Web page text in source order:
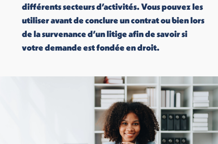
différents secteurs d’activités. Vous pouvez les
utiliser avant de conclure un contrat ou bien lors
de la survenance d’un litige afin de savoir si
votre demande est fondée en droit.